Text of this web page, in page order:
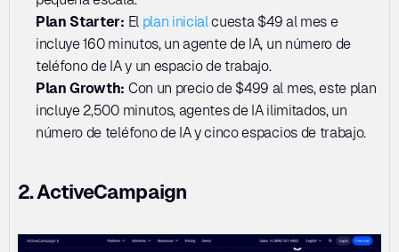
Plan Starter: El plan inicial cuesta $49 al mes e
incluye 160 minutos, un agente de IA, un número de
teléfono de IA y un espacio de trabajo.
Plan Growth: Con un precio de $499 al mes, este plan
incluye 2,500 minutos, agentes de IA ilimitados, un
número de teléfono de IA y cinco espacios de trabajo.
2. ActiveCampaign